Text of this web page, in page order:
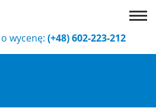
wycenę: (+48) 602-223-212